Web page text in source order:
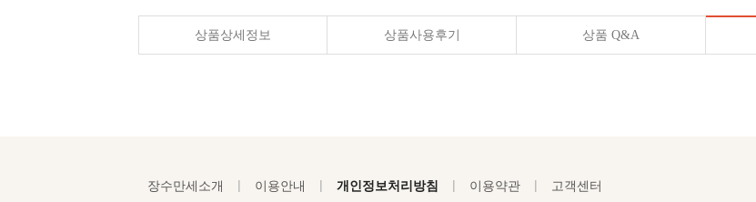
상품상세정보 상품사용후기 상품 Q&A
장수만세소개 | 이용안내 | 개인정보처리방침 | 이용약관 | 고객센터